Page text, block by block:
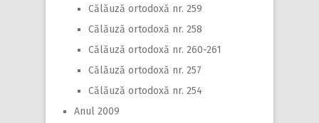
Călăuză ortodoxă nr. 259
Călăuză ortodoxă nr. 258
Călăuză ortodoxă nr. 260-261
Călăuză ortodoxă nr. 257
Călăuză ortodoxă nr. 254
Anul 2009